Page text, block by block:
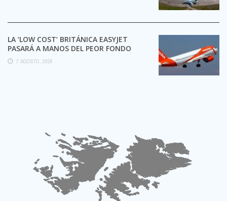
LA ‘LOW COST’ BRITÁNICA EASYJET
PASARÁ A MANOS DEL PEOR FONDO
POSIBLE:
7 AGOSTO, 2026